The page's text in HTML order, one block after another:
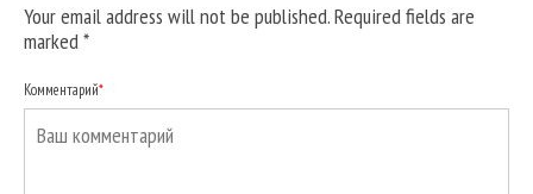
Your email address will not be published. Required fields are
marked*
Комментарий*